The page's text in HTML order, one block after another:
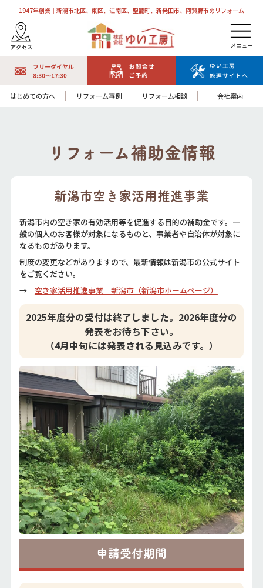
1947年創業｜新潟市北区、東区、江南区、聖籠町、新発田市、阿賀野市のリフォーム
はじめての方へ リフォーム事例 リフォーム相談 会社案内
リフォーム補助金情報
新潟市空き家活用推進事業
新潟市内の空き家の有効活用等を促進する目的の補助金です。一
般の個人のお客様が対象になるものと、事業者や自治体が対象に
なるものがあります。
制度の変更などがありますので、最新情報は新潟市の公式サイト
をご覧ください。
→ 空き家活用推進事業 新潟市（新潟市ホームページ）
2025年度分の受付は終了しました。2026年度分の
発表をお待ち下さい。
（4月中旬には発表される見込みです。）
申請受付期間